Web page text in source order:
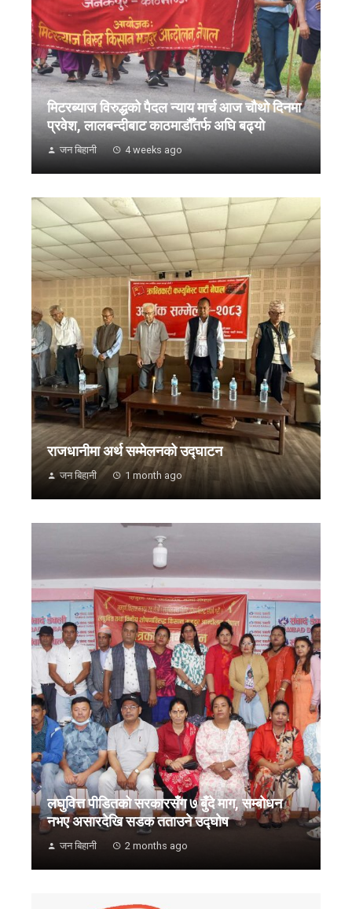
मिटरब्याज विरुद्धको पैदल न्याय मार्च आज चौथो दिनमा
प्रवेश, लालबन्दीबाट काठमाडौँतर्फ अघि बढ्यो
जन बिहानी 4 weeks ago
राजधानीमा अर्थ सम्मेलनको उद्घाटन
जन बिहानी 1 month ago
लघुवित्त पीडितको सरकारसँग ७ बुँदे माग, सम्बोधन
नभए असारदेखि सडक तताउने उद्घोष
जन बिहानी 2 months ago